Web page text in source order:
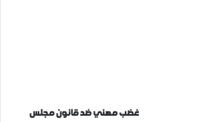
غضب مهني ضد قانون مجلس